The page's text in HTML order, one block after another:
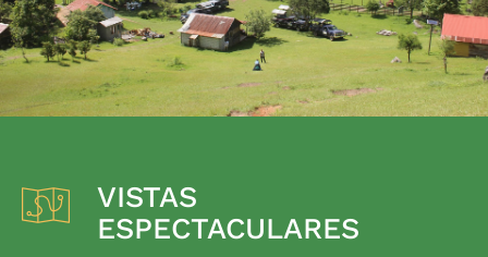
VISTAS
ESPECTACULARES